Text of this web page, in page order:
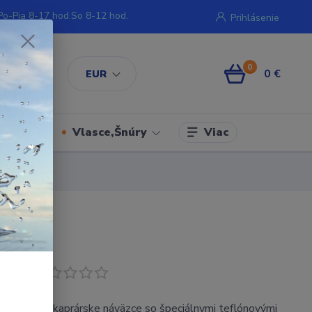
EUR
Prihlásenie
Pia 8-17 hod.So 8-12 hod.
0 0 €
Vlasce,Šnúry Viac
kaprárske náväzce so špeciálnymi teflónovými